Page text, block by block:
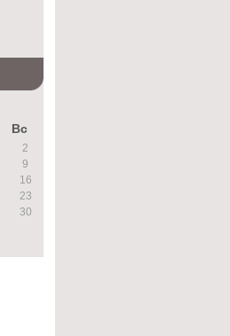
Вс
2
9
16
23
30